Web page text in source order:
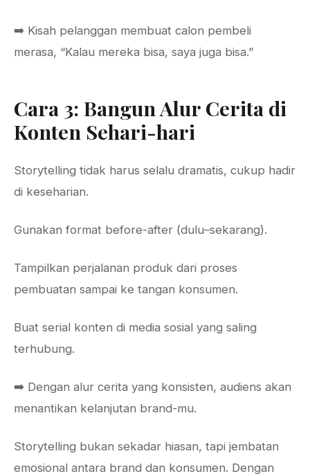
➡️ Kisah pelanggan membuat calon pembeli
merasa, “Kalau mereka bisa, saya juga bisa.”
Cara 3: Bangun Alur Cerita di
Konten Sehari-hari
Storytelling tidak harus selalu dramatis, cukup hadir
di keseharian.
Gunakan format before-after (dulu–sekarang).
Tampilkan perjalanan produk dari proses
pembuatan sampai ke tangan konsumen.
Buat serial konten di media sosial yang saling
terhubung.
➡️ Dengan alur cerita yang konsisten, audiens akan
menantikan kelanjutan brand-mu.
Storytelling bukan sekadar hiasan, tapi jembatan
emosional antara brand dan konsumen. Dengan